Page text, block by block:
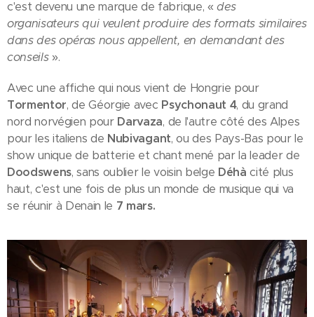
c'est devenu une marque de fabrique, «des
organisateurs qui veulent produire des formats similaires
dans des opéras nous appellent, en demandant des
conseils».
Avec une affiche qui nous vient de Hongrie pour
Tormentor, de Géorgie avec Psychonaut 4, du grand
nord norvégien pourDarvaza, de l'autre côté des Alpes
pour les italiens de Nubivagant, ou des Pays-Bas pour le
show unique de batterie et chant mené par la leader de
Doodswens, sans oublier le voisin belge Déhà cité plus
haut, c'est une fois de plus un monde de musique qui va
se réunir à Denain le 7 mars.